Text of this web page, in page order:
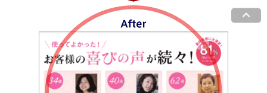
keyboard_arrow_up